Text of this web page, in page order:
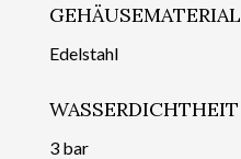
GEHÄUSEMATERIAL
Edelstahl
WASSERDICHTHEIT
3 bar